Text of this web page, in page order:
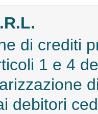
di crediti
1 e 4
debitori